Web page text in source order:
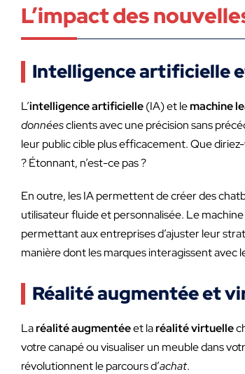
L’impact des
Intelligence artificielle
L’intelligence artificielle(IA) et lemachine
donnéesclients avec une précision sans
leur public cible plus efficacement. Que
? Étonnant, n’est-ce pas ?
En outre, les IA permettent de créer des
utilisateur fluide et personnalisée. Le
permettant aux entreprises d’ajuster leur
manière dont les marques interagissent avec
Réalité augmentée et
Laréalité augmentéeet laréalité virtuelle
votre canapé ou visualiser un meuble dans
révolutionnent le parcours d’achat.